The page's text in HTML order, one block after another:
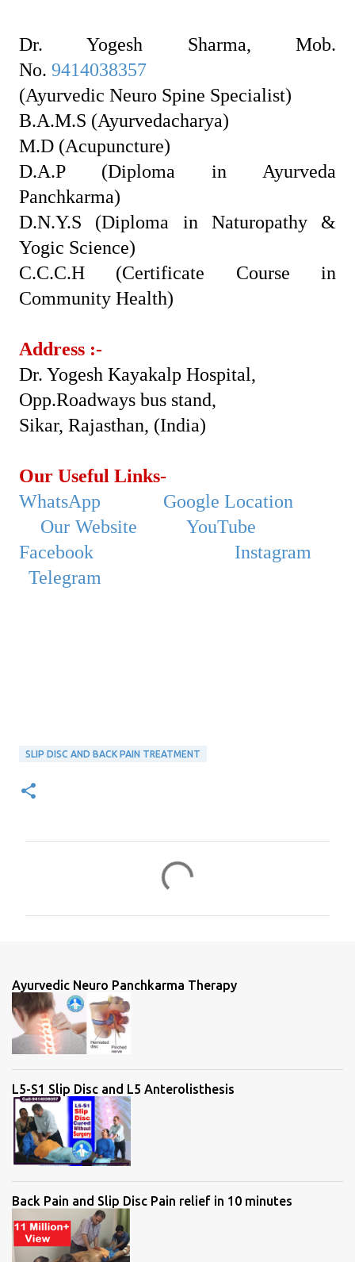
Dr. Yogesh Sharma, Mob.
No. 9414038357
(Ayurvedic Neuro Spine Specialist)
B.A.M.S (Ayurvedacharya)
M.D (Acupuncture)
D.A.P (Diploma in Ayurveda
Panchkarma)
D.N.Y.S (Diploma in Naturopathy &
Yogic Science)
C.C.C.H (Certificate Course in
Community Health)
Address :-
Dr. Yogesh Kayakalp Hospital,
Opp.Roadways bus stand,
Sikar, Rajasthan, (India)
Our Useful Links-
WhatsApp
Google Location
Our Website
YouTube
Facebook
Instagram
Telegram
SLIP DISC AND BACK PAIN TREATMENT
t
s
Ayurvedic Neuro Panchkarma Therapy
L5-S1 Slip Disc and L5 Anterolisthesis
Back Pain and Slip Disc Pain relief in 10 minutes